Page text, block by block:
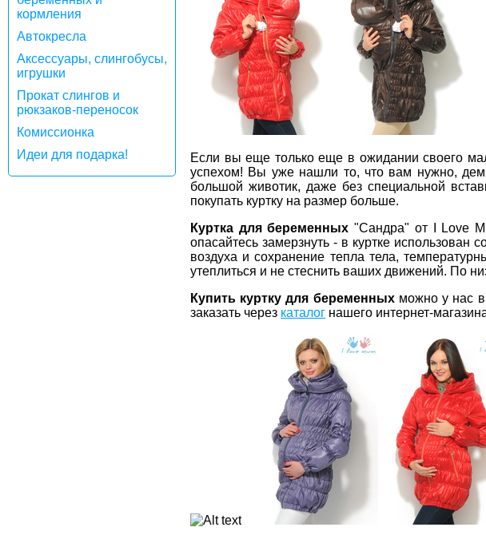
кормления
Автокресла
Аксессуары, слингобусы,
игрушки
Прокат слингов и
рюкзаков-переносок
Комиссионка
Идеи для подарка!
Если вы еще только еще в ожидании своего
успехом! Вы уже нашли то, что вам нужно,
большой животик, даже без специальной
покупать куртку на размер больше.
Куртка для беременных "Сандра" от I Love
опасайтесь замерзнуть - в куртке
воздуха и сохранение тепла тела,
утеплиться и не стеснить ваших движений. По
Купить куртку для беременныхможно у нас в
заказать через каталог нашего интернет-